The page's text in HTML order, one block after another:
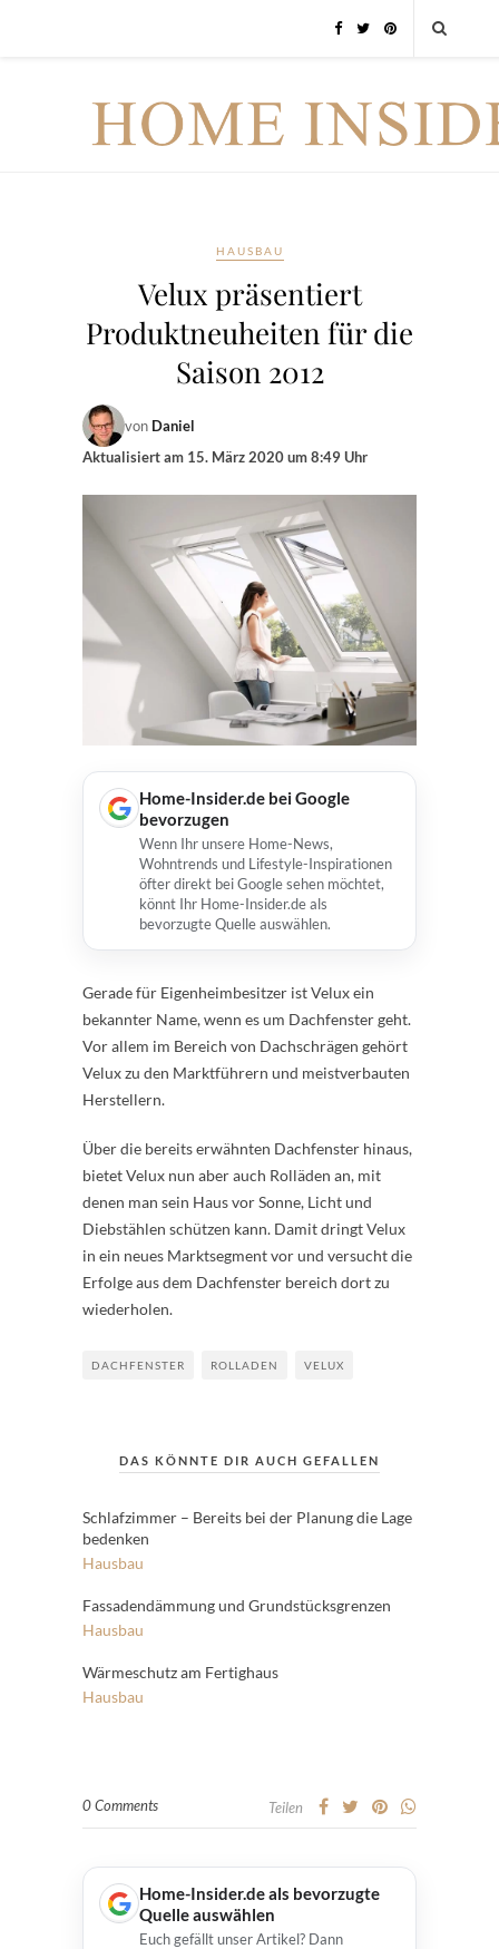
HAUSBAU
Velux präsentiert
Produktneuheiten für die
Saison 2012
von Daniel
Aktualisiert am 15. März 2020 um 8:49 Uhr
Home-Insider.de bei Google
bevorzugen
Wenn Ihr unsere Home-News,
Wohntrends und Lifestyle-Inspirationen
öfter direkt bei Google sehen möchtet,
könnt Ihr Home-Insider.de als
bevorzugte Quelle auswählen.
Gerade für Eigenheimbesitzer ist Velux ein
bekannter Name, wenn es um Dachfenster geht.
Vor allem im Bereich von Dachschrägen gehört
Velux zu den Marktführern und meistverbauten
Herstellern.
Über die bereits erwähnten Dachfenster hinaus,
bietet Velux nun aber auch Rolläden an, mit
denen man sein Haus vor Sonne, Licht und
Diebstählen schützen kann. Damit dringt Velux
in ein neues Marktsegment vor und versucht die
Erfolge aus dem Dachfenster bereich dort zu
wiederholen.
DACHFENSTER ROLLADEN VELUX
DAS KÖNNTE DIR AUCH GEFALLEN
Schlafzimmer – Bereits bei der Planung die Lage
bedenken
Hausbau
Fassadendämmung und Grundstücksgrenzen
Hausbau
Wärmeschutz am Fertighaus
Hausbau
0 Comments Teilen
Home-Insider.de als bevorzugte
Quelle auswählen
Euch gefällt unser Artikel? Dann